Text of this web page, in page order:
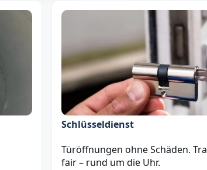
Schlüsseldienst
Türöffnungen ohne Schäden.
fair – rund um die Uhr.